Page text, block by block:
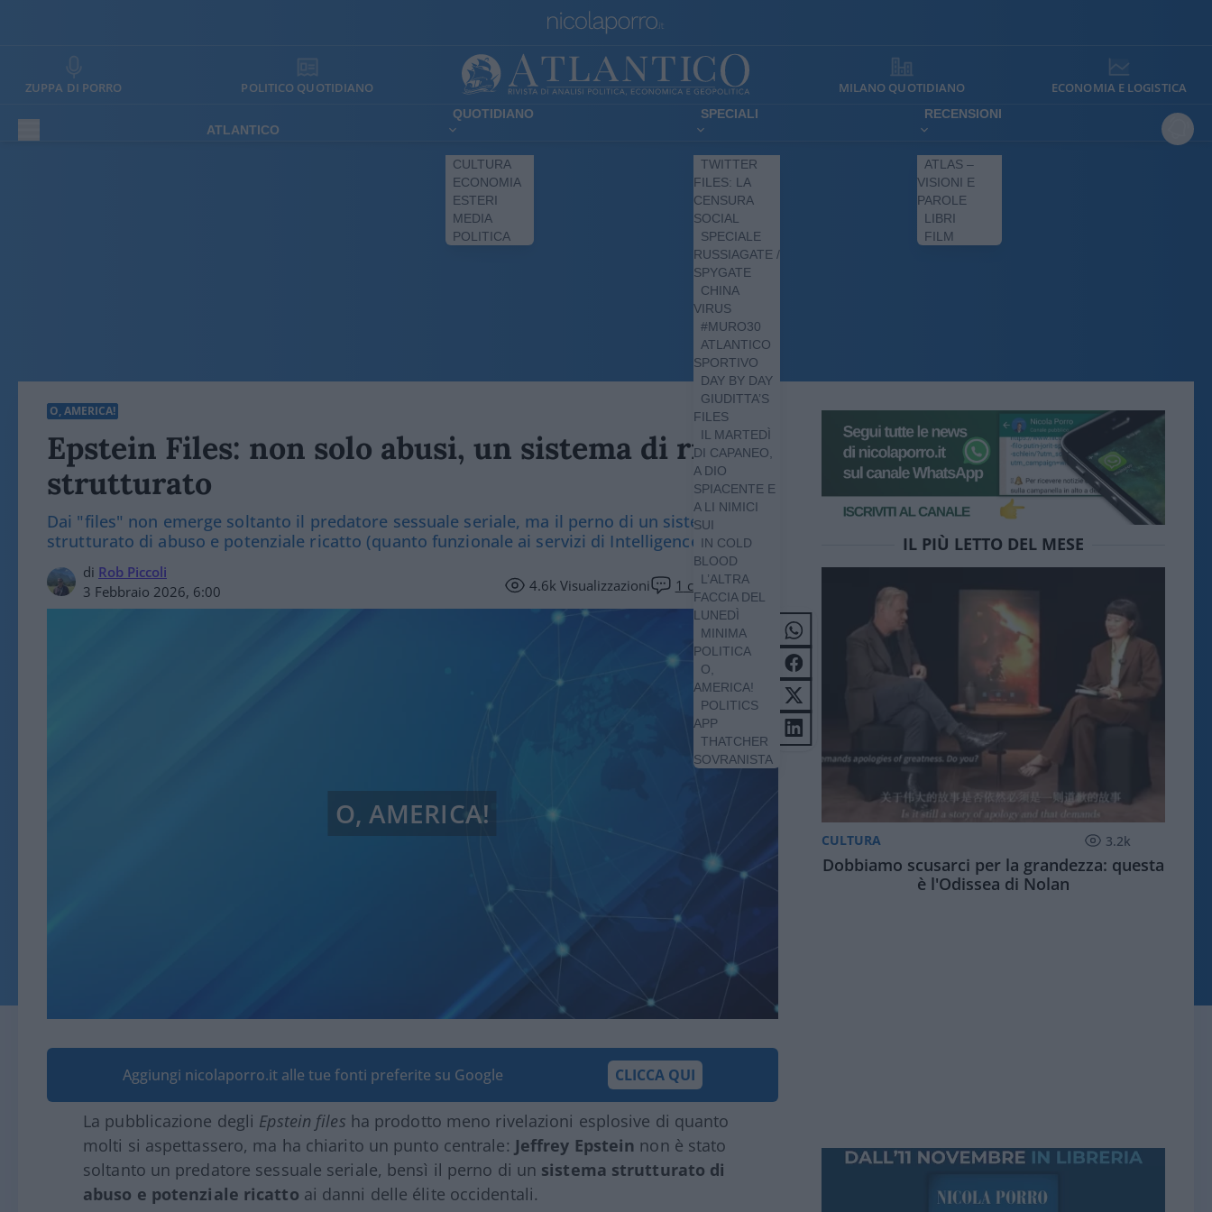
ZUPPA DI PORRO POLITICO QUOTIDIANO MILANO QUOTIDIANO ECONOMIA E LOGISTICA
ATLANTICO
QUOTIDIANO
CULTURA
ECONOMIA
ESTERI
MEDIA
POLITICA
SPECIALI
TWITTER
FILES: LA
CENSURA
SOCIAL
SPECIALE
RUSSIAGATE /
SPYGATE
CHINA
VIRUS
#MURO30
ATLANTICO
SPORTIVO
DAY BY DAY
GIUDITTA’S
FILES
IL MARTEDÌ
DI CAPANEO,
A DIO
SPIACENTE E
A LI NIMICI
SUI
IN COLD
BLOOD
L’ALTRA
FACCIA DEL
LUNEDÌ
MINIMA
POLITICA
O,
AMERICA!
POLITICS
APP
THATCHER
SOVRANISTA
RECENSIONI
ATLAS –
VISIONI E
PAROLE
LIBRI
FILM
O, AMERICA!
Epstein Files: non solo abusi, un sistema di ricatto
strutturato
Dai "files" non emerge soltanto il predatore sessuale seriale, ma il perno di un sistema
strutturato di abuso e potenziale ricatto (quanto funzionale ai servizi di Intelligence?)
di Rob Piccoli
3 Febbraio 2026, 6:00
4.6k Visualizzazioni 1 commento
O, AMERICA!
Aggiungi nicolaporro.it alle tue fonti preferite su Google CLICCA QUI
La pubblicazione degli Epstein files ha prodotto meno rivelazioni esplosive di quanto
molti si aspettassero, ma ha chiarito un punto centrale: Jeffrey Epstein non è stato
soltanto un predatore sessuale seriale, bensì il perno di un sistema strutturato di
abuso e potenziale ricatto ai danni delle élite occidentali.
IL PIÙ LETTO DEL MESE
CULTURA 3.2k
Dobbiamo scusarci per la grandezza: questa
è l'Odissea di Nolan